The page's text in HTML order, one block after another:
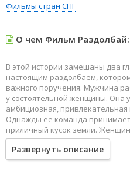
Фильмы стран СНГ
О чем Фильм Раздолбай:
В этой истории замешаны два
настоящим раздолбаем,
важного поручения. Мужчина
у состоятельной женщины. Она
амбициозная,
Однажды ее команда
приличный кусок земли.
нужна солидная охрана, ведь
дышать. И так получилось, что
она считала непутевым
Развернуть описание